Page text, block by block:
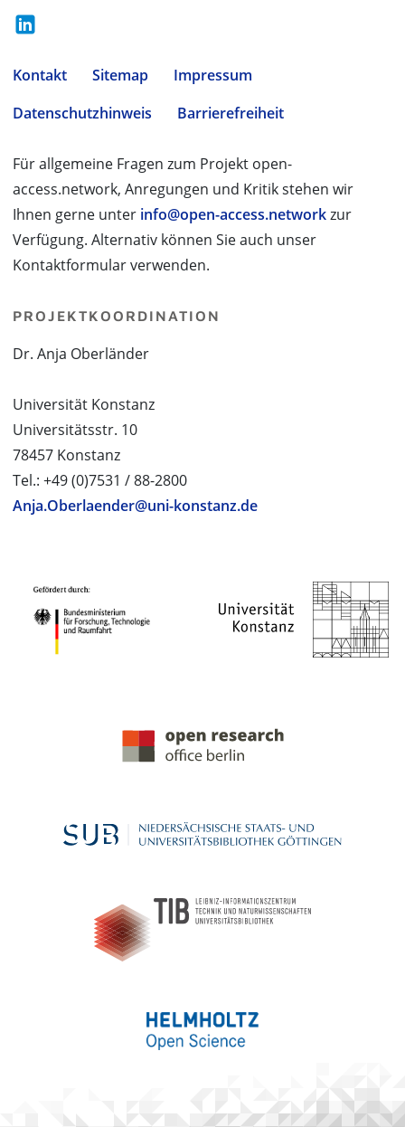
Kontakt Sitemap
Impressum
Datenschutzhinweis
Barrierefreiheit
Für allgemeine Fragen zum Projekt open-
access.network, Anregungen und Kritik stehen wir
Ihnen gerne unter info@open-access.networkzur
Verfügung. Alternativ können Sie auch unser
Kontaktformular verwenden.
PROJEKTKOORDINATION
Dr. Anja Oberländer
Universität Konstanz
Universitätsstr. 10
78457 Konstanz
Tel.: +49 (0)7531 / 88-2800
Anja.Oberlaender@uni-konstanz.de